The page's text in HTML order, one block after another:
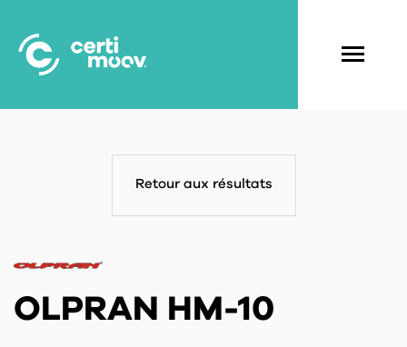
contenu
principal
Retour aux résultats
OLPRAN HM-10